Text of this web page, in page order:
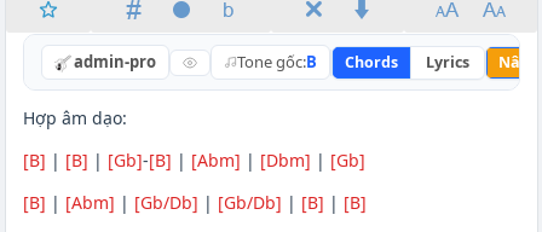
admin-pro Tone gốc:B Chords Lyrics
Hợp âm dạo:
[B] | [B] | [Gb]-[B] | [Abm] | [Dbm] | [Gb]
[B] | [Abm] | [Gb/Db] | [Gb/Db] | [B] | [B]